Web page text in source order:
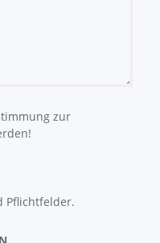
zur
Pflichtfelder.